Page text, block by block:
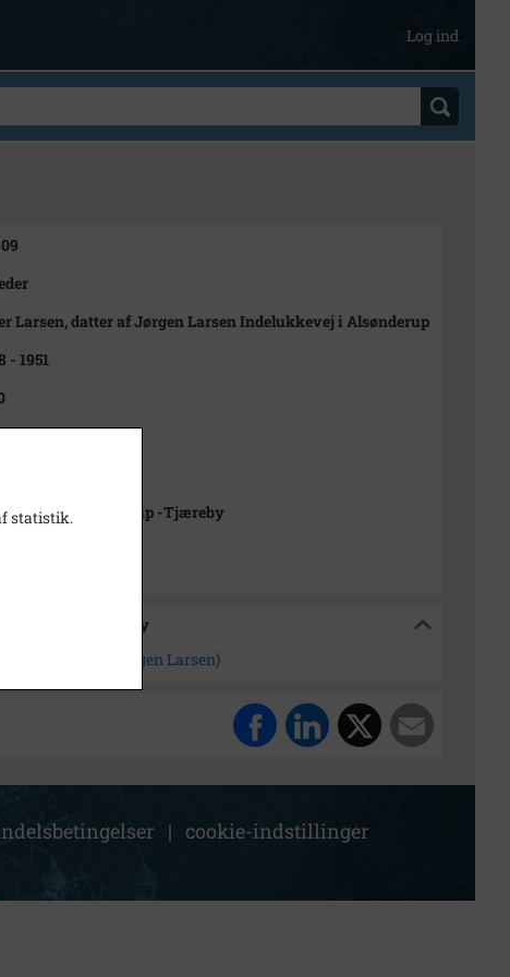
Log ind
Larsen, datter af Jørgen Larsen Indelukkevej i Alsønderup
- 1951
Alsønderup -Tjæreby
-Tjæreby
i Alsønderup ( Jørgen Larsen)
| cookie-indstillinger
statistik.